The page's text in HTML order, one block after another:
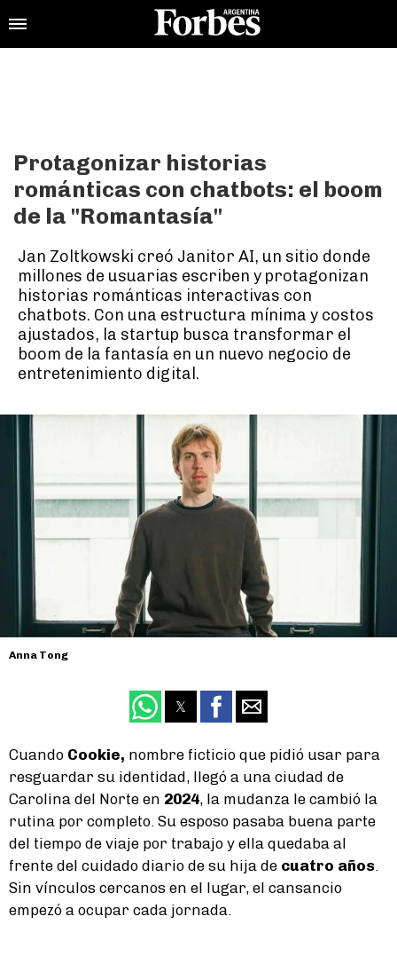
Protagonizar historias
románticas con chatbots: el boom
de la "Romantasía"
Jan Zoltkowski creó Janitor AI, un sitio donde
millones de usuarias escriben y protagonizan
historias románticas interactivas con
chatbots. Con una estructura mínima y costos
ajustados, la startup busca transformar el
boom de la fantasía en un nuevo negocio de
entretenimiento digital.
Anna Tong
Cuando Cookie, nombre ficticio que pidió usar para
resguardar su identidad, llegó a una ciudad de
Carolina del Norte en 2024, la mudanza le cambió la
rutina por completo. Su esposo pasaba buena parte
del tiempo de viaje por trabajo y ella quedaba al
frente del cuidado diario de su hija de cuatro años
Sin vínculos cercanos en el lugar, el cansancio
empezó a ocupar cada jornada.